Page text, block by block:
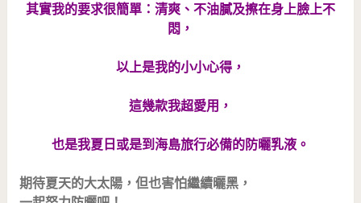
其實我的要求很簡單：清爽、不油膩及擦在身上臉上不
悶，
以上是我的小小心得，
這幾款我超愛用，
也是我夏日或是到海島旅行必備的防曬乳液。
期待夏天的大太陽，但也害怕繼續曬黑，